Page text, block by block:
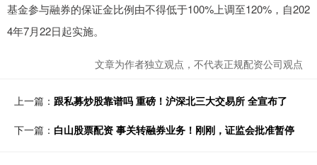
基金参与融券的保证金比例由不得低于100%上调至120%，自202
4年7月22日起实施。
文章为作者独立观点，不代表正规配资公司观点
上一篇： 跟私募炒股靠谱吗 重磅！沪深北三大交易所 全宣布了
下一篇： 白山股票配资 事关转融券业务！刚刚，证监会批准暂停